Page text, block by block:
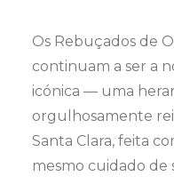
Os Rebuçados de
continuam a ser a
icónica — uma
orgulhosamente
Santa Clara, feita
mesmo cuidado de